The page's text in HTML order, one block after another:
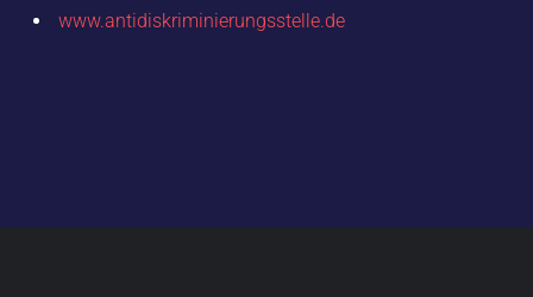
www.antidiskriminierungsstelle.de